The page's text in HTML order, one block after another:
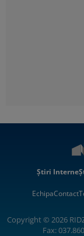
Știri Interne
EchipaContact
Copyright © 2026
Fax: